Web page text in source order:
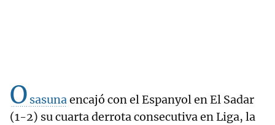
O sasunaencajó con el Espanyol en El Sadar
(1-2) su cuarta derrota consecutiva en Liga, la